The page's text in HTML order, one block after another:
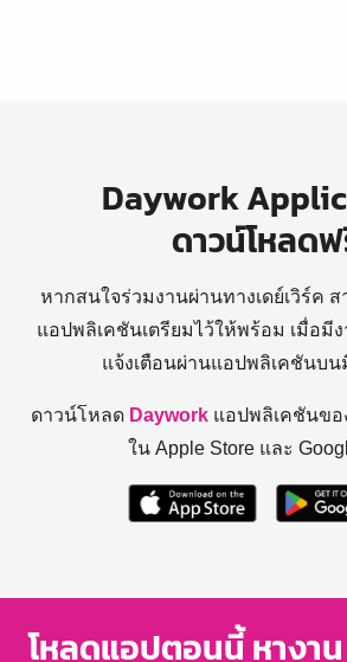
Daywork
ดาวน์โหลด
หากสนใจร่วมงานผ่านทางเดย์เวิร์ค
แอปพลิเคชันเตรียมไว้ให้พร้อม เมื่อมี
แจ้งเตือนผ่านแอปพลิเคชันบ
ดาวน์โหลด Daywork แอปพลิเคชันขอ
ใน Apple Store และ
โหลดแอปตอนนี้ หางาน